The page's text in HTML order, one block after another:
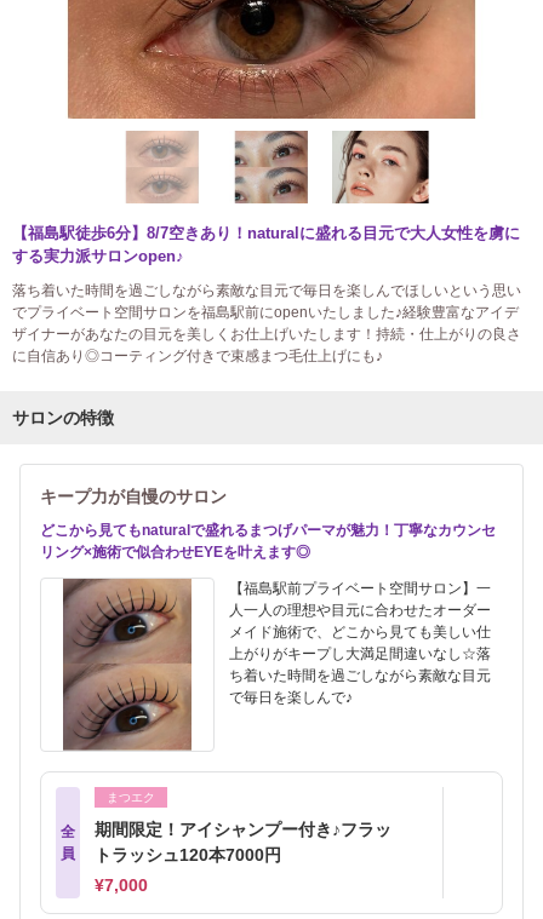
【福島駅徒歩6分】8/7空きあり！naturalに盛れる目元で大人女性を虜に
する実力派サロンopen♪
落ち着いた時間を過ごしながら素敵な目元で毎日を楽しんでほしいという思い
でプライベート空間サロンを福島駅前にopenいたしました♪経験豊富なアイデ
ザイナーがあなたの目元を美しくお仕上げいたします！持続・仕上がりの良さ
に自信あり◎コーティング付きで束感まつ毛仕上げにも♪
サロンの特徴
キープ力が自慢のサロン
どこから見てもnaturalで盛れるまつげパーマが魅力！丁寧なカウンセ
リング×施術で似合わせEYEを叶えます◎
【福島駅前プライベート空間サロン】一
人一人の理想や目元に合わせたオーダー
メイド施術で、どこから見ても美しい仕
上がりがキープし大満足間違いなし☆落
ち着いた時間を過ごしながら素敵な目元
で毎日を楽しんで♪
全
員
まつエク
期間限定！アイシャンプー付き♪フラッ
トラッシュ120本7000円
¥7,000